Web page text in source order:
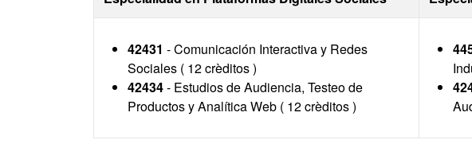
42431 - Comunicación Interactiva y Redes
Sociales ( 12 crèditos )
42434- Estudios de Audiencia, Testeo de
Productos y Analítica Web ( 12 crèditos )